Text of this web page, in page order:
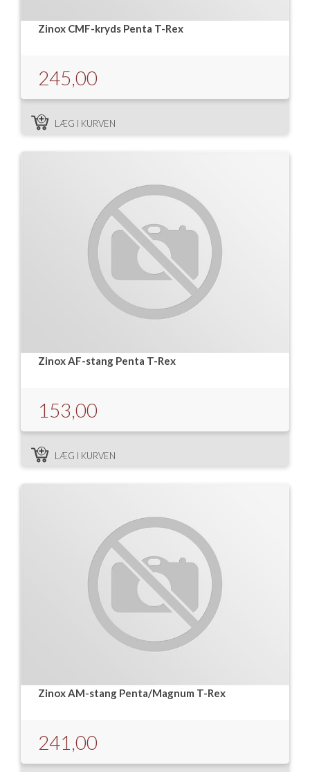
Zinox CMF-kryds Penta T-Rex
245,00
LÆG I KURVEN
Zinox AF-stang Penta T-Rex
153,00
LÆG I KURVEN
Zinox AM-stang Penta/Magnum T-Rex
241,00